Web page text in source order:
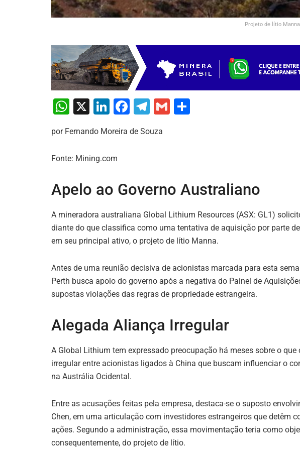
Projeto de lítio
W
at
s
p
X
Li
k
e
n
F
c
o
k
T
e
m
G
por Fernando Moreira de Souza
Fonte: Mining.com
Apelo ao Governo Australiano
A mineradora australiana Global Lithium Resources (ASX: GL1)
diante do que classifica como uma tentativa de aquisição por parte
em seu principal ativo, o projeto de lítio Manna.
Antes de uma reunião decisiva de acionistas marcada para esta
Perth busca apoio do governo após a negativa do Painel de
supostas violações das regras de propriedade estrangeira.
Alegada Aliança Irregular
A Global Lithium tem expressado preocupação há meses sobre o
irregular entre acionistas ligados à China que buscam influenciar o
na Austrália Ocidental.
Entre as acusações feitas pela empresa, destaca-se o suposto
Chen, em uma articulação com investidores estrangeiros que detêm
ações. Segundo a administração, essa movimentação teria como
consequentemente, do projeto de lítio.